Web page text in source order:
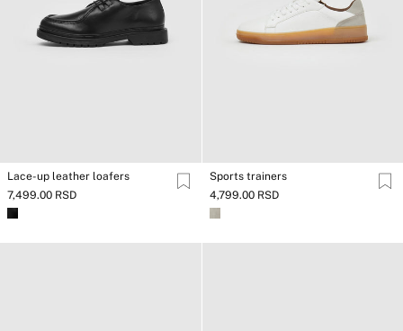
Lace-up leather loafers
7,499.00 RSD
Sports trainers
4,799.00 RSD